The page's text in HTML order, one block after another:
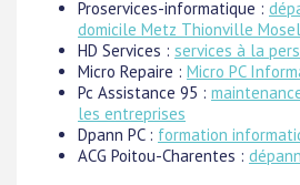
Proservices-informatique :
domicile Metz Thionville
HD Services : services à la
Micro Repaire : Micro PC
Pc Assistance 95 :
les entreprises
Dpann PC : formation
ACG Poitou-Charentes :